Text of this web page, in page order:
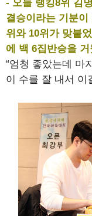
- 오늘 랭킹8위 김
결승이라는 기분
위와 10위가 맞붙
에 백 6집반승을
“엄청 좋았는데 마
이 수를 잘 내서 이